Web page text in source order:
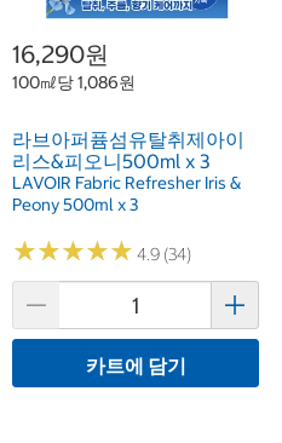
16,290원
100㎖당 1,086원
라브아퍼퓸섬유탈취제아이
리스&피오니500ml x 3
LAVOIR Fabric Refresher Iris &
Peony 500ml x 3
★★★★★
★★★★★ 4.9 (34)
카트에 담기